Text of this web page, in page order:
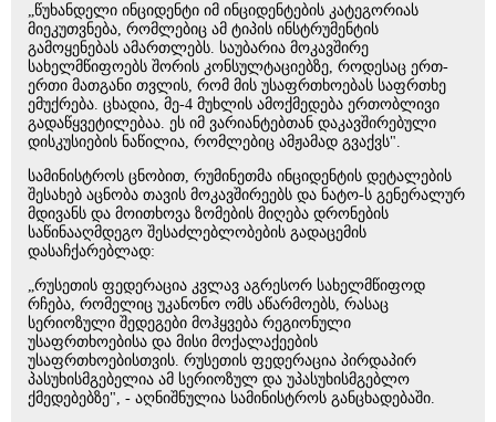
„წუხანდელი ინციდენტი იმ ინციდენტების კატეგორიას
მიეკუთვნება, რომლებიც ამ ტიპის ინსტრუმენტის
გამოყენებას ამართლებს. საუბარია მოკავშირე
სახელმწიფოებს შორის კონსულტაციებზე, როდესაც ერთ-
ერთი მათგანი თვლის, რომ მის უსაფრთხოებას საფრთხე
ემუქრება. ცხადია, მე-4 მუხლის ამოქმედება ერთობლივი
გადაწყვეტილებაა. ეს იმ ვარიანტებთან დაკავშირებული
დისკუსიების ნაწილია, რომლებიც ამჟამად გვაქვს".
სამინისტროს ცნობით, რუმინეთმა ინციდენტის დეტალების
შესახებ აცნობა თავის მოკავშირეებს და ნატო-ს გენერალურ
მდივანს და მოითხოვა ზომების მიღება დრონების
საწინააღმდეგო შესაძლებლობების გადაცემის
დასაჩქარებლად:
„რუსეთის ფედერაცია კვლავ აგრესორ სახელმწიფოდ
რჩება, რომელიც უკანონო ომს აწარმოებს, რასაც
სერიოზული შედეგები მოჰყვება რეგიონული
უსაფრთხოებისა და მისი მოქალაქეების
უსაფრთხოებისთვის. რუსეთის ფედერაცია პირდაპირ
პასუხისმგებელია ამ სერიოზულ და უპასუხისმგებლო
ქმედებებზე", - აღნიშნულია სამინისტროს განცხადებაში.